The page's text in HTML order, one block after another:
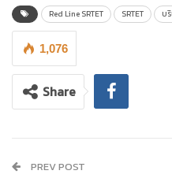
นบูรณาการความร่วมมือในการเ
สาธารณะเข้าด้วยกันอย่างไร้รอ
มอบความสุขให้แก่ประชาชน เนื่อ
Red Line SRTET SRTET บ
1,076
Share
PREV POST